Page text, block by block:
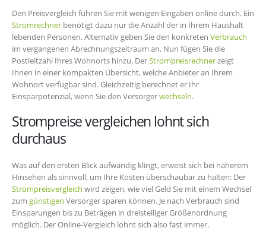
Den Preisvergleich führen Sie mit wenigen Eingaben online durch. Ein
Stromrechner benötigt dazu nur die Anzahl der in Ihrem Haushalt
lebenden Personen. Alternativ geben Sie den konkreten Verbrauch
im vergangenen Abrechnungszeitraum an. Nun fügen Sie die
Postleitzahl Ihres Wohnorts hinzu. DerStrompreisrechnerzeigt
Ihnen in einer kompakten Übersicht, welche Anbieter an Ihrem
Wohnort verfügbar sind. Gleichzeitig berechnet er Ihr
Einsparpotenzial, wenn Sie den Versorgerwechseln.
Strompreise vergleichen lohnt sich
durchaus
Was auf den ersten Blick aufwändig klingt, erweist sich bei näherem
Hinsehen als sinnvoll, um Ihre Kosten überschaubar zu halten: Der
Strompreisvergleich wird zeigen, wie viel Geld Sie mit einem Wechsel
zum günstigen Versorger sparen können. Je nach Verbrauch sind
Einsparungen bis zu Beträgen in dreistelliger Größenordnung
möglich. Der Online-Vergleich lohnt sich also fast immer.